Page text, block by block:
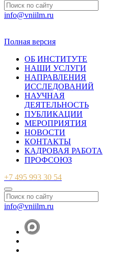
info@vniilm.ru
Полная версия
ОБ ИНСТИТУТЕ
НАШИ УСЛУГИ
НАПРАВЛЕНИЯ
ИССЛЕДОВАНИЙ
НАУЧНАЯ
ДЕЯТЕЛЬНОСТЬ
ПУБЛИКАЦИИ
МЕРОПРИЯТИЯ
НОВОСТИ
КОНТАКТЫ
КАДРОВАЯ РАБОТА
ПРОФСОЮЗ
+7 495 993 30 54
info@vniilm.ru